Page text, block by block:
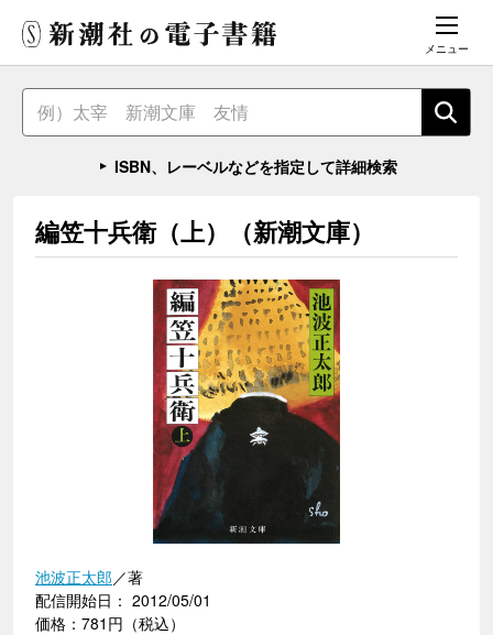
メニュー
ISBN、レーベルなどを指定して詳細検索
編笠十兵衛（上）（新潮文庫）
池波正太郎／著
配信開始日： 2012/05/01
価格：781円（税込）